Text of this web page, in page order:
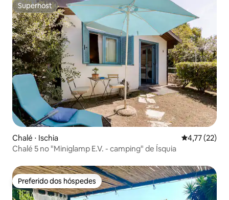
Superhost
Superhost
Chalé ⋅ Ischia 4,77 de uma
4,77 (22)
Chalé 5 no "Miniglamp E.V. - camping" de Ísquia
Preferido dos hóspedes
Preferido dos hóspedes